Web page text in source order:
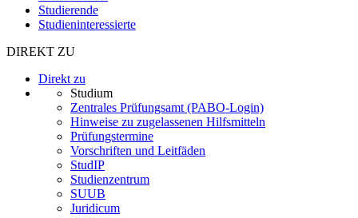
Studierende
Studieninteressierte
DIREKT ZU
Direkt zu
Studium
Zentrales Prüfungsamt (PABO-Login)
Hinweise zu zugelassenen Hilfsmitteln
Prüfungstermine
Vorschriften und Leitfäden
StudIP
Studienzentrum
SUUB
Juridicum